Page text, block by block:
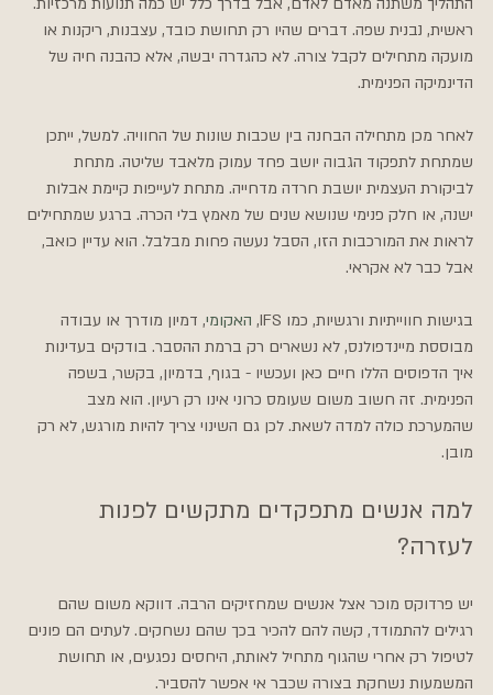
ראשית, נבנית שפה. דברים שהיו רק תחושת כובד, עצבנות, ריקנות או
מועקה מתחילים לקבל צורה. לא כהגדרה יבשה, אלא כהבנה חיה של
הדינמיקה הפנימית.
לאחר מכן מתחילה הבחנה בין שכבות שונות של החוויה. למשל, ייתכן
שמתחת לתפקוד הגבוה יושב פחד עמוק מלאבד שליטה. מתחת
לביקורת העצמית יושבת חרדה מדחייה. מתחת לעייפות קיימת אבלות
ישנה, או חלק פנימי שנושא שנים של מאמץ בלי הכרה. ברגע שמתחילים
לראות את המורכבות הזו, הסבל נעשה פחות מבלבל. הוא עדיין כואב,
אבל כבר לא אקראי.
בגישות חווייתיות ורגשיות, כמו IFS, האקומי, דמיון מודרך או עבודה
מבוססת מיינדפולנס, לא נשארים רק ברמת ההסבר. בודקים בעדינות
איך הדפוסים הללו חיים כאן ועכשיו - בגוף, בדמיון, בקשר, בשפה
הפנימית. זה חשוב משום שעומס כרוני אינו רק רעיון. הוא מצב
שהמערכת כולה למדה לשאת. לכן גם השינוי צריך להיות מורגש, לא רק
מובן.
למה אנשים מתפקדים מתקשים לפנות
לעזרה?
יש פרדוקס מוכר אצל אנשים שמחזיקים הרבה. דווקא משום שהם
רגילים להתמודד, קשה להם להכיר בכך שהם נשחקים. לעתים הם פונים
לטיפול רק אחרי שהגוף מתחיל לאותת, היחסים נפגעים, או תחושת
המשמעות נשחקת בצורה שכבר אי אפשר להסביר.